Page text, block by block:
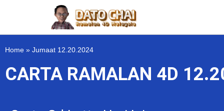
Home » Jumaat 12.20.2024
CARTA RAMALAN 4D